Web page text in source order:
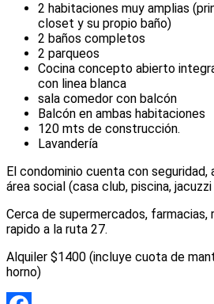
2 habitaciones muy amplias
closet y su propio baño)
2 baños completos
2 parqueos
Cocina concepto abierto
con linea blanca
sala comedor con balcón
Balcón en ambas habitaciones
120 mts de construcción.
Lavandería
El condominio cuenta con seguridad,
área social (casa club, piscina, jacuzzi
Cerca de supermercados,
rapido a la ruta 27.
Alquiler $1400 (incluye cuota de
horno)